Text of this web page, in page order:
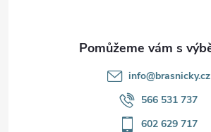
info@brasnicky.cz
566 531 737
602 629 717